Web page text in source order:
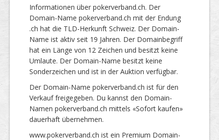
Informationen über pokerverband.ch. Der
Domain-Name pokerverband.ch mit der Endung
.ch hat die TLD-Herkunft Schweiz. Der Domain-
Name ist aktiv seit 19 Jahren. Der Domainbegriff
hat ein Länge von 12 Zeichen und besitzt keine
Umlaute. Der Domain-Name besitzt keine
Sonderzeichen und ist in der Auktion verfügbar.
Der Domain-Name pokerverband.ch ist für den
Verkauf freigegeben. Du kannst den Domain-
Namen pokerverband.ch mittels «Sofort kaufen»
dauerhaft übernehmen.
www.pokerverband.ch ist ein Premium Domain-